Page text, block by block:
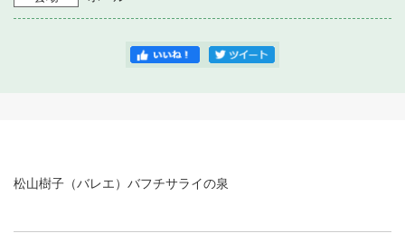
・ 芸術参与
松山樹子（バレエ）バフチサライの泉